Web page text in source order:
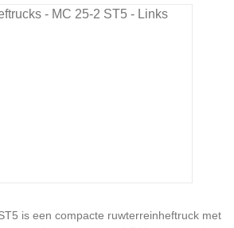
overslaan
is een compacte ruwterreinheftruck met